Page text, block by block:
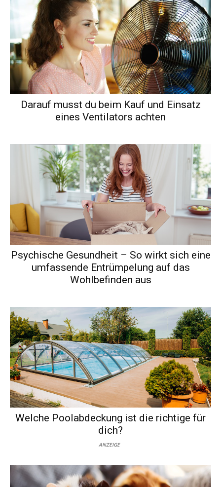
Darauf musst du beim Kauf und Einsatz
eines Ventilators achten
Psychische Gesundheit – So wirkt sich eine
umfassende Entrümpelung auf das
Wohlbefinden aus
Welche Poolabdeckung ist die richtige für
dich?
ANZEIGE